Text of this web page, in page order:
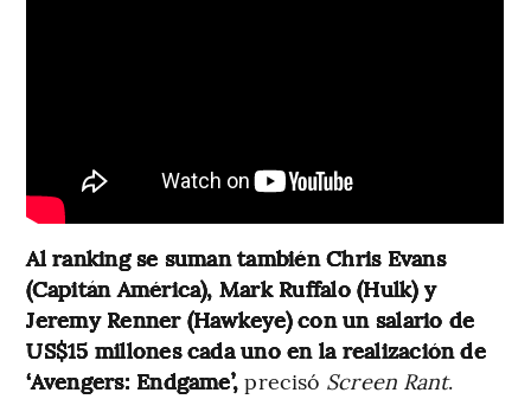
Al ranking se suman también Chris Evans
(Capitán América), Mark Ruffalo (Hulk) y
Jeremy Renner (Hawkeye) con un salario de
US$15 millones cada uno en la realización de
‘Avengers: Endgame’,precisó Screen Rant.